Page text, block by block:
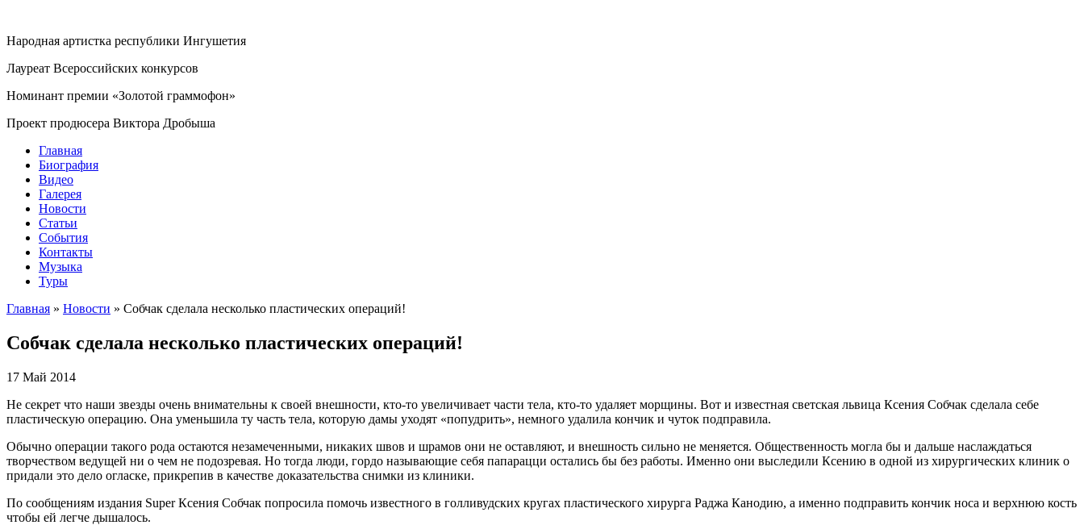
Народная артистка республики Ингушетия
Лауреат Всероссийских конкурсов
Номинант премии «Золотой граммофон»
Проект продюсера Виктора Дробыша
Главная
Биография
Видео
Галерея
Новости
Статьи
События
Контакты
Музыка
Туры
Главная » Новости » Собчак сделала несколько пластических операций!
Собчак сделала несколько пластических операций!
17 Май 2014
Не секрет что наши звезды очень внимательны к своей внешности, кто-то увеличивает части тела, кто-то удаляет морщины. Вот и известная светская львица Ксения Собчак сделала себе
пластическую операцию. Она уменьшила ту часть тела, которую дамы уходят «попудрить», немного удалила кончик и чуток подправила.
Обычно операции такого рода остаются незамеченными, никаких швов и шрамов они не оставляют, и внешность сильно не меняется. Общественность могла бы и дальше наслаждаться
творчеством ведущей ни о чем не подозревая. Но тогда люди, гордо называющие себя папарацци остались бы без работы. Именно они выследили Ксению в одной из хирургических клиник о
придали это дело огласке, прикрепив в качестве доказательства снимки из клиники.
По сообщениям издания Super Ксения Собчак попросила помочь известного в голливудских кругах пластического хирурга Раджа Канодию, а именно подправить кончик носа и верхнюю кость
чтобы ей легче дышалось.